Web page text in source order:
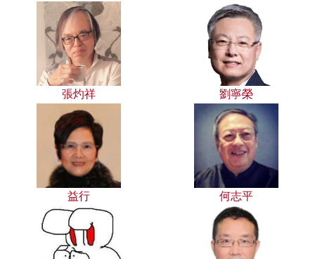
張灼祥 劉寧榮
益行 何志平